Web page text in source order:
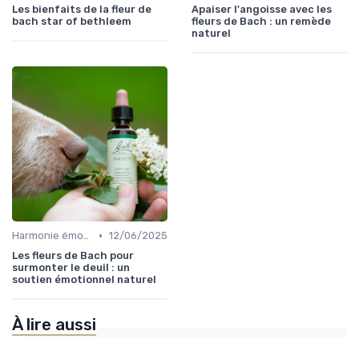
Les bienfaits de la fleur de
bach star of bethleem
Apaiser l'angoisse avec les
fleurs de Bach : un remède
naturel
Harmonie émotionnelle • 12/06/2025
Les fleurs de Bach pour
surmonter le deuil : un
soutien émotionnel naturel
À lire aussi